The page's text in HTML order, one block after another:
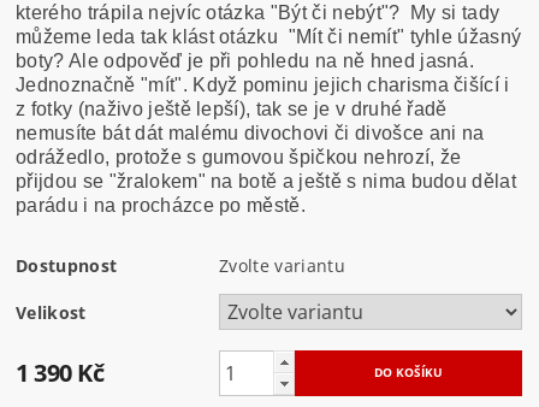
kterého trápila nejvíc otázka "Být či nebýt"? My si tady
můžeme leda tak klást otázku "Mít či nemít" tyhle úžasný
boty? Ale odpověď je při pohledu na ně hned jasná.
Jednoznačně "mít". Když pominu jejich charisma čišící i
z fotky (naživo ještě lepší), tak se je v druhé řadě
nemusíte bát dát malému divochovi či divošce ani na
odrážedlo, protože s gumovou špičkou nehrozí, že
přijdou se "žralokem" na botě a ještě s nima budou dělat
parádu i na procházce po městě.
Dostupnost Zvolte variantu
Velikost
1 390 Kč